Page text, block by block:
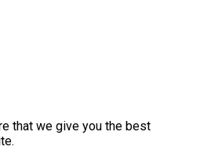
that we give you the best